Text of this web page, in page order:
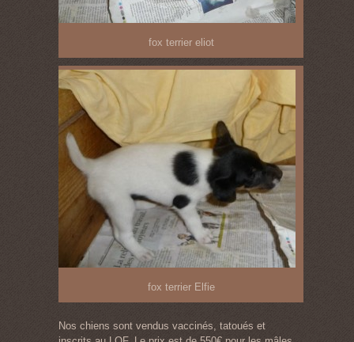
fox terrier eliot
fox terrier Elfie
Nos chiens sont vendus vaccinés, tatoués et